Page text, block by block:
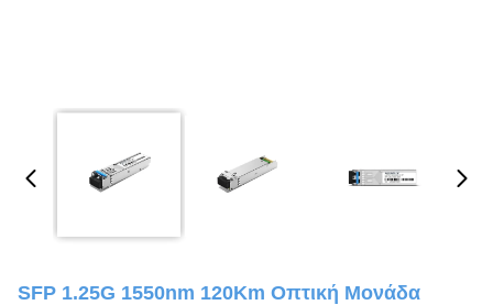
SFP 1.25G 1550nm 120Km Οπτική Μονάδα